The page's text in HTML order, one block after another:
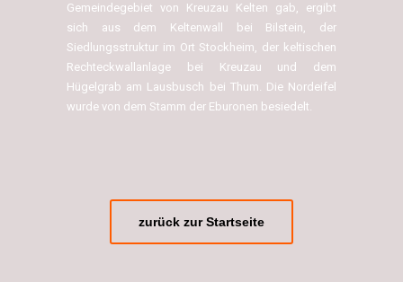
Gemeindegebiet von Kreuzau Kelten gab, ergibt
sich aus dem Keltenwall bei Bilstein, der
Siedlungsstruktur im Ort Stockheim, der keltischen
Rechteckwallanlage bei Kreuzau und dem
Hügelgrab am Lausbusch bei Thum. Die Nordeifel
wurde von dem Stamm der Eburonen besiedelt.
zurück zur Startseite